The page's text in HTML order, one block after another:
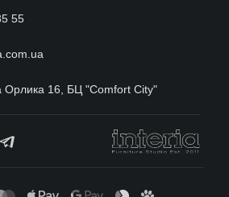
55
Орлика 16, БЦ "Comfort City"